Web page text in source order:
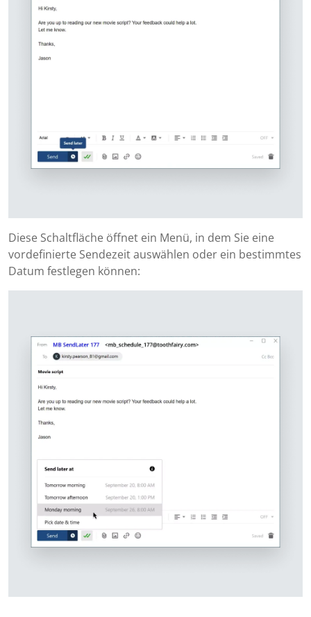
Diese Schaltfläche öffnet ein Menü, in dem Sie eine
vordefinierte Sendezeit auswählen oder ein bestimmtes
Datum festlegen können: